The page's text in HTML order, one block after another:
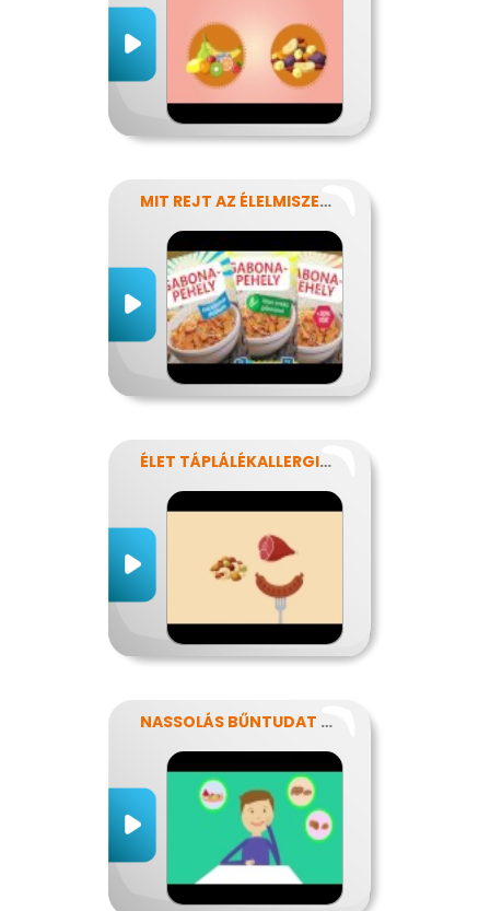
MIT REJT AZ ÉLELMISZERCÍMKE?
ÉLET TÁPLÁLÉKALLERGIÁVAL
NASSOLÁS BŰNTUDAT NÉLKÜL